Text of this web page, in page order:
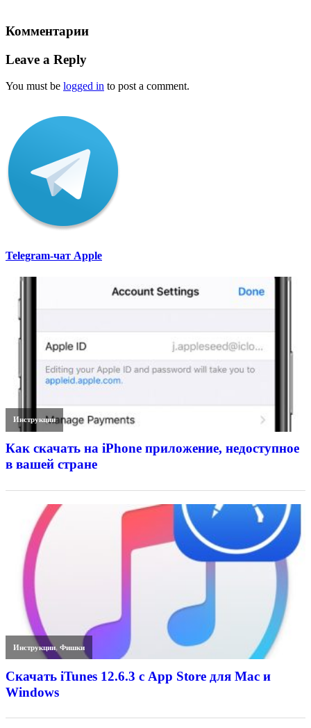
Комментарии
Leave a Reply
You must be logged in to post a comment.
Telegram-чат Apple
Инструкции
Как скачать на iPhone приложение, недоступное
в вашей стране
Инструкции,Фишки
Скачать iTunes 12.6.3 с App Store для Mac и
Windows